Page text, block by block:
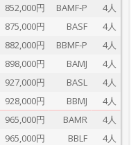
852,000円 BAMF-P
4人
875,000円 BASF
4人
882,000円 BBMF-P
4人
898,000円 BAMJ
4人
927,000円 BASL
4人
928,000円 BBMJ
4人
965,000円 BAMR
4人
965,000円 BBLF
4人